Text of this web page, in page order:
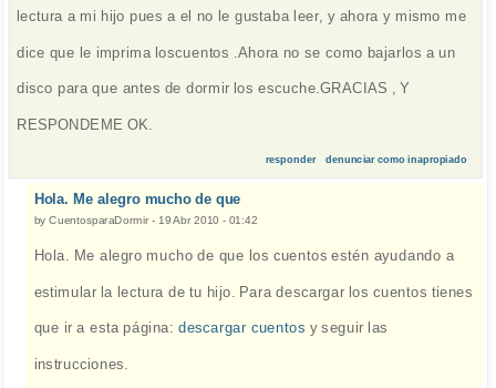
lectura a mi hijo pues a el no le gustaba leer, y ahora y mismo me
dice que le imprima loscuentos .Ahora no se como bajarlos a un
disco para que antes de dormir los escuche.GRACIAS , Y
RESPONDEME OK.
responder denunciar como inapropiado
Hola. Me alegro mucho de que
byCuentosparaDormir - 19 Abr 2010 - 01:42
Hola. Me alegro mucho de que los cuentos estén ayudando a
estimular la lectura de tu hijo. Para descargar los cuentos tienes
que ir a esta página: descargar cuentos y seguir las
instrucciones.